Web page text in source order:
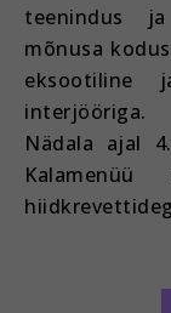
teenindus
mõnusa
eksootiline
Nädala ajal